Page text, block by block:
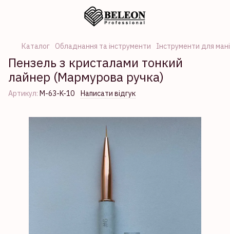
Каталог Обладнання та інструменти Інструменти для
Пензель з кристалами тонкий
лайнер (Мармурова ручка)
Артикул: М-63-K-10 Написати відгук